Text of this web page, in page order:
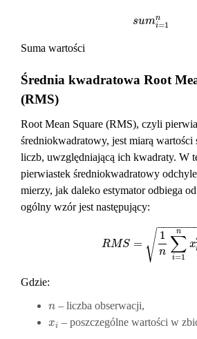
sumn
i=1
sumi=1 n
Suma wartości
Średnia kwadratowa Root
(RMS)
Root Mean Square (RMS), czyli
średniokwadratowy, jest miarą wartości
liczb, uwzględniającą ich kwadraty. W
pierwiastek średniokwadratowy
mierzy, jak daleko estymator odbiega
ogólny wzór jest następujący:
RMS =
1
n ∑
i=1
n
x
−−−−−−
√
RMS =1 n ∑i= 1nx 2
Gdzie:
n
n – liczba obserwacji,
xi
xi – poszczególne wartości w